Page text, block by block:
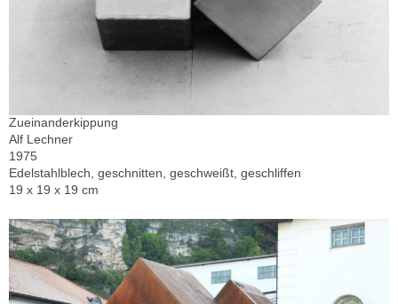
Zueinanderkippung
Alf Lechner
1975
Edelstahlblech, geschnitten, geschweißt, geschliffen
19 x 19 x 19 cm